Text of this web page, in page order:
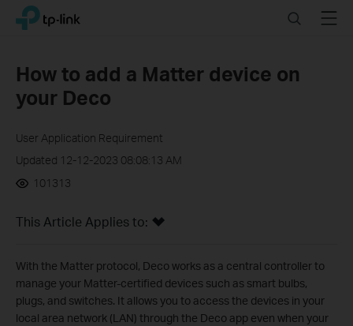
Click
navigation
TP-Link, Reliably Smart SearchMenu
How to add a Matter device on
your Deco
User Application Requirement
Updated 12-12-2023 08:08:13 AM
101313
This Article Applies to:
With the Matter protocol, Deco works as a central controller to
manage your Matter-certified devices such as smart bulbs,
plugs, and switches. It allows you to access the devices in your
local area network (LAN) through the Deco app even when your